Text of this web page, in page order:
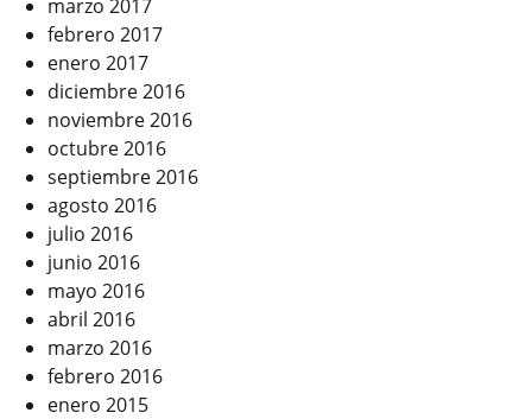
marzo 2017
febrero 2017
enero 2017
diciembre 2016
noviembre 2016
octubre 2016
septiembre 2016
agosto 2016
julio 2016
junio 2016
mayo 2016
abril 2016
marzo 2016
febrero 2016
enero 2015